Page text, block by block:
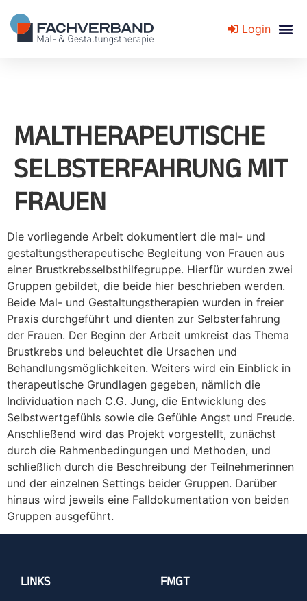
Login
MALTHERAPEUTISCHE
SELBSTERFAHRUNG MIT
FRAUEN
Die vorliegende Arbeit dokumentiert die mal- und
gestaltungstherapeutische Begleitung von Frauen aus
einer Brustkrebsselbsthilfegruppe. Hierfür wurden zwei
Gruppen gebildet, die beide hier beschrieben werden.
Beide Mal- und Gestaltungstherapien wurden in freier
Praxis durchgeführt und dienten zur Selbsterfahrung
der Frauen. Der Beginn der Arbeit umkreist das Thema
Brustkrebs und beleuchtet die Ursachen und
Behandlungsmöglichkeiten. Weiters wird ein Einblick in
therapeutische Grundlagen gegeben, nämlich die
Individuation nach C.G. Jung, die Entwicklung des
Selbstwertgefühls sowie die Gefühle Angst und Freude.
Anschließend wird das Projekt vorgestellt, zunächst
durch die Rahmenbedingungen und Methoden, und
schließlich durch die Beschreibung der Teilnehmerinnen
und der einzelnen Settings beider Gruppen. Darüber
hinaus wird jeweils eine Falldokumentation von beiden
Gruppen ausgeführt.
LINKS FMGT